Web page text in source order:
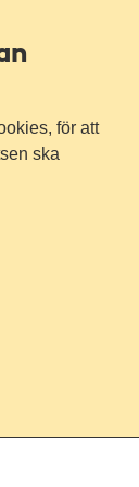
för att
ska